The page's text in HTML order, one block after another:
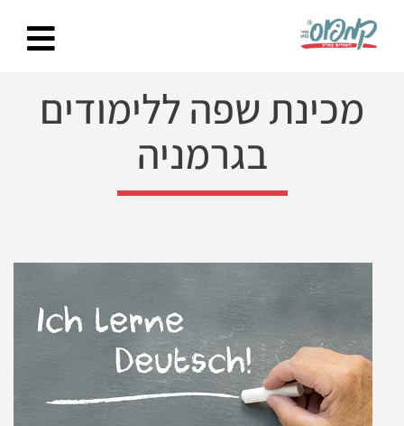
content
מכינת שפה ללימודים
בגרמניה